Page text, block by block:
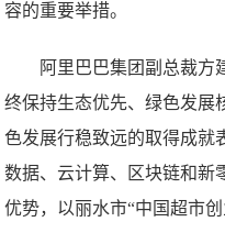
容的重要举措。
阿里巴巴集团副总裁方
终保持生态优先、绿色发展
色发展行稳致远的取得成就
数据、云计算、区块链和新
优势，以丽水市“中国超市